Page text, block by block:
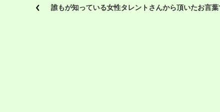
誰もが知っている女性タレントさんから頂いたお言葉